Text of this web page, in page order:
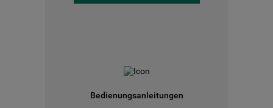
Bedienungsanleitungen